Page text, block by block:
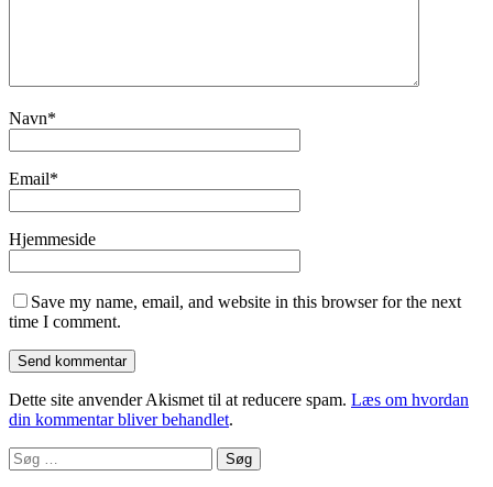
Navn*
Email*
Hjemmeside
Save my name, email, and website in this browser for the next
time I comment.
Dette site anvender Akismet til at reducere spam. Læs om hvordan
din kommentar bliver behandlet.
Søg
efter: